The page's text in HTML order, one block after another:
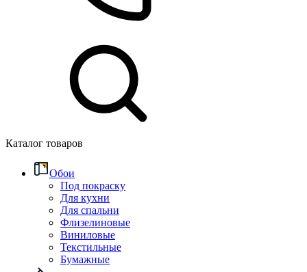
Каталог товаров
Обои
Под покраску
Для кухни
Для спальни
Флизелиновые
Виниловые
Текстильные
Бумажные